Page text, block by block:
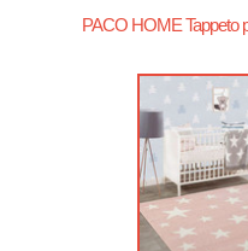
PACO HOME Tappeto